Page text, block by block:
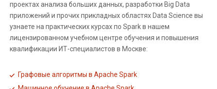
проектах анализа больших данных, разработки Big Data
приложений и прочих прикладных областях Data Science вы
узнаете на практических курсах по Spark в нашем
лицензированном учебном центре обучения и повышения
квалификации ИТ-специалистов в Москве:
Графовые алгоритмы в Apache Spark